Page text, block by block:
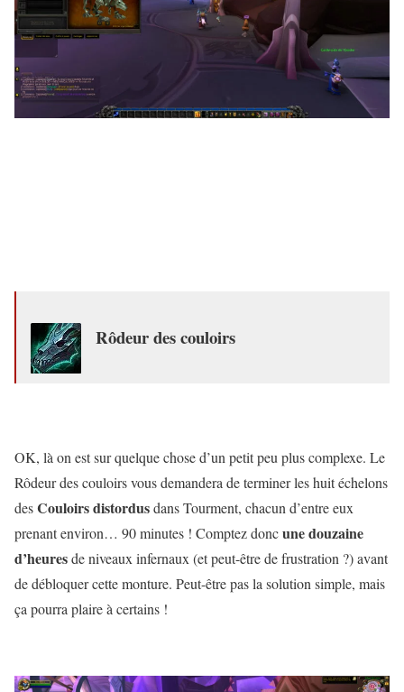
Rôdeur des couloirs
OK, là on est sur quelque chose d’un petit peu plus complexe. Le
Rôdeur des couloirs vous demandera de terminer les huit échelons
desCouloirs distordusdans Tourment, chacun d’entre eux
prenant environ… 90 minutes ! Comptez doncune douzaine
d’heuresde niveaux infernaux (et peut-être de frustration ?) avant
de débloquer cette monture. Peut-être pas la solution simple, mais
ça pourra plaire à certains !